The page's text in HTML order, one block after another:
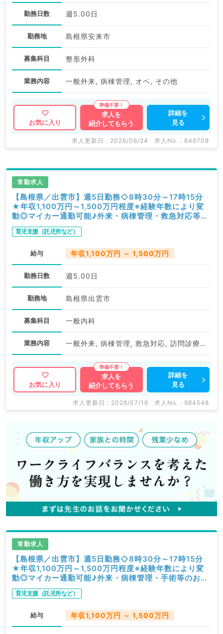
勤務日数 週5.00日
勤務地 島根県安来市
募集科目 整形外科
業務内容 一般外来, 病棟管理, オペ, その他
お気に入り
求人を
紹介してもらう
詳細を
見る
求人更新日 : 2026/06/24 求人No. : 646708
常勤求人
【島根県／出雲市】週5日勤務◇8時30分～17時15分
★年収1,100万円～1,500万円程度※経験年数により変
動◎マイカー通勤可能♪外来・病棟管理・救急対応等の
お仕事です（一般内科／常勤）
育児支援（託児所など）
給与 年収1,100万円 ～ 1,500万円
勤務日数 週5.00日
勤務地 島根県出雲市
募集科目 一般内科
業務内容 一般外来, 病棟管理, 救急対応, 訪問診療（居宅）, 訪問診療（施設）
お気に入り
求人を
紹介してもらう
詳細を
見る
求人更新日 : 2026/07/16 求人No. : 984548
常勤求人
【島根県／出雲市】週5日勤務◇8時30分～17時15分
★年収1,100万円～1,500万円程度※経験年数により変
動◎マイカー通勤可能♪外来・病棟管理・手術等のお仕
事です（麻酔科／常勤）
育児支援（託児所など）
給与 年収1,100万円 ～ 1,500万円